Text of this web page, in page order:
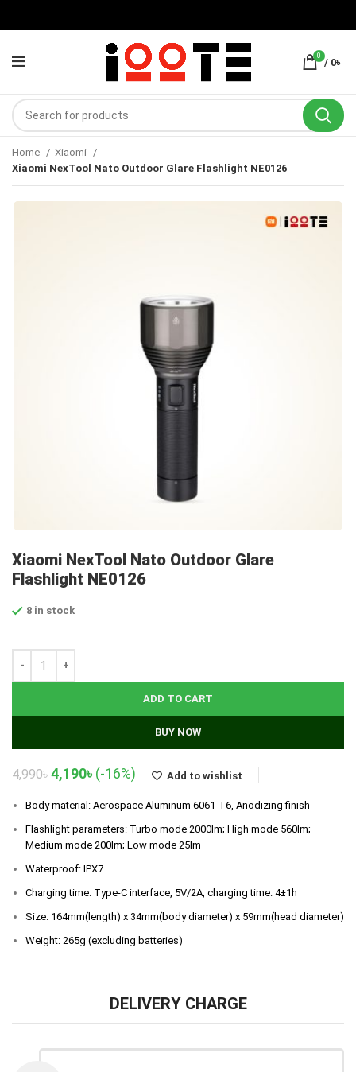
0
/ 0৳
Home
Xiaomi
Xiaomi NexTool Nato Outdoor Glare Flashlight NE0126
Xiaomi NexTool Nato Outdoor Glare
Flashlight NE0126
8 in stock
ADD TO CART
BUY NOW
4,990৳ Original
was:
4,990৳.
4,190৳Current
is:
4,190৳.
(-16%) Add to wishlist
Body material: Aerospace Aluminum 6061-T6, Anodizing finish
Flashlight parameters: Turbo mode 2000lm; High mode 560lm;
Medium mode 200lm; Low mode 25lm
Waterproof: IPX7
Charging time: Type-C interface, 5V/2A, charging time: 4±1h
Size: 164mm(length) x 34mm(body diameter) x 59mm(head diameter)
Weight: 265g (excluding batteries)
DELIVERY CHARGE